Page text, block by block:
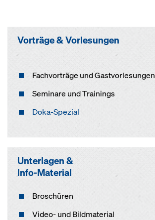
Vorträge & Vorlesungen
Fachvorträge und Gastvorlesungen
Seminare und Trainings
Doka-Spezial
Unterlagen &
Info-Material
Broschüren
Video- und Bildmaterial